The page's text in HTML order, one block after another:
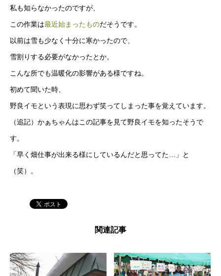
私も知らなかったのですが、
この作業は最近始まったものだそうです。
以前は雪も少なく十分に寒かったので、
雪割りする必要がなかったとか。
こんな所でも温暖化の影響がある様ですね。
初めて聞いた時、
野良イモという表現に思わず笑ってしまった事を覚えています。
（追記）かぁちゃんはこの記事を見て野良イモを知ったそうで
す。
「早く畑仕事が出来る様にしているんだと思ってた…」と
（笑）。
関連記事